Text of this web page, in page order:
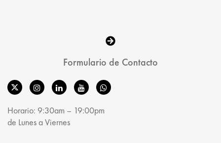
Formulario de Contacto
Horario: 9:30am – 19:00pm
de Lunes a Viernes